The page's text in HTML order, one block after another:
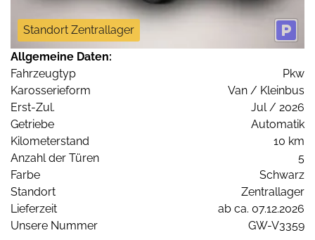
Standort Zentrallager
Allgemeine Daten:
Fahrzeugtyp
Pkw
Karosserieform
Van / Kleinbus
Erst-Zul.
Jul / 2026
Getriebe
Automatik
Kilometerstand
10 km
Anzahl der Türen
5
Farbe
Schwarz
Standort
Zentrallager
Lieferzeit
ab ca. 07.12.2026
Unsere Nummer
GW-V3359